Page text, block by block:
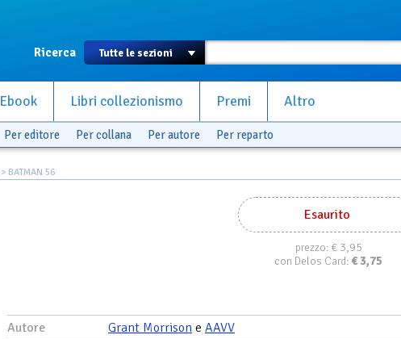
Ricerca
Ebook Libri collezionismo Premi Altro
Per editore Per collana Per autore Per reparto
> BATMAN 56
Esaurito
prezzo:€ 3,95
con Delos Card: € 3,75
Autore Grant Morrison e AAVV